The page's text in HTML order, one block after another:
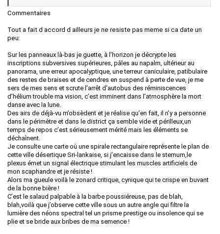
Commentaires
Tout a fait d accord d ailleurs je ne resiste pas meme si ca date un
peu:
Sur les panneaux là-bas je guette, à l’horizon je décrypte les
inscriptions subversives supérieures, pâles au napalm, ultérieur au
panorama, une erreur apocalyptique, une terreur caniculaire, patibulaire
des restes de braises et de cendres en suspend à perte de vue, je me
sers de mes sens et scrute l’arrêt d’autobus des réminiscences
d’hélium trouble ma vision, c’est imminent dans l’atmosphère la mort
danse avec la lune.
Des airs de déjà-vu m’obsèdent et je réalise qu’en fait, il n’y a personne
dans le périmètre et dans le district ça semble vide et périlleux,un
temps de repos c’est sérieusement mérité mais les éléments se
déchaînent.
Je consulte une carte où une spirale rectangulaire représente le plan de
cette ville désertique Sri-lankaise, si j’encaisse dans le sternum,le
plexus émet un signal électrique stimulant les muscles artificiels de
mon scaphandre et je résiste !
Alors ma gueule voilà le zonard critique, cynique qui te crispe en buvant
de la bonne bière !
C’est le salaud palpable à la barbe poussiéreuse, pas de blah,
blah,voilà que j’observe cette ville sous un autre angle qui filtre la
lumière des néons spectral tel un prisme prestige ou insolence qui se
plie et se bride aux bribes de ma semence !